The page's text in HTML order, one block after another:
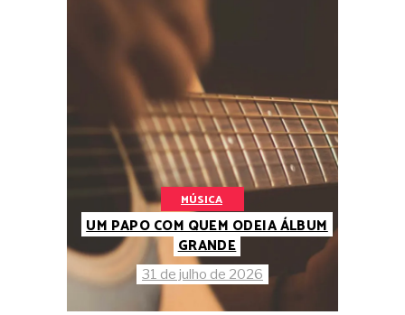
MÚSICA
UM PAPO COM QUEM ODEIA ÁLBUM
GRANDE
31 de julho de 2026